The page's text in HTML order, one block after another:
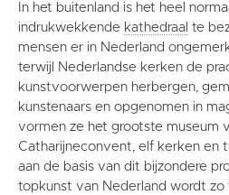
Vaktaal
In het buitenland is het heel
indrukwekkende kathedraal te
mensen er in Nederland
terwijl Nederlandse kerken de
kunstvoorwerpen herbergen,
kunstenaars en opgenomen in
vormen ze het grootste museum
Catharijneconvent, elf kerken en
aan de basis van dit bijzondere
topkunst van Nederland wordt